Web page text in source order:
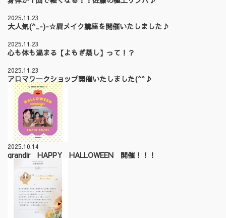
2025.11.23
大人気(^_-)-☆眉メイク講座を開催いたしました♪
2025.11.23
心も体も温まる【よもぎ蒸し】って！？
2025.11.23
アロマワークショップ開催いたしました(^^♪
2025.10.14
grandir HAPPY HALLOWEEN 開催！！！